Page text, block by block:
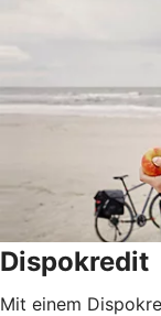
Dispokredit
Mit einem